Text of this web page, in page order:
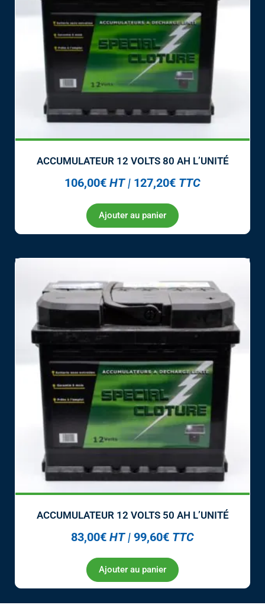
ACCUMULATEUR 12 VOLTS 80 AH L’UNITÉ
106,00€ HT | 127,20€ TTC
Ajouter au panier
ACCUMULATEUR 12 VOLTS 50 AH L’UNITÉ
83,00€ HT | 99,60€ TTC
Ajouter au panier